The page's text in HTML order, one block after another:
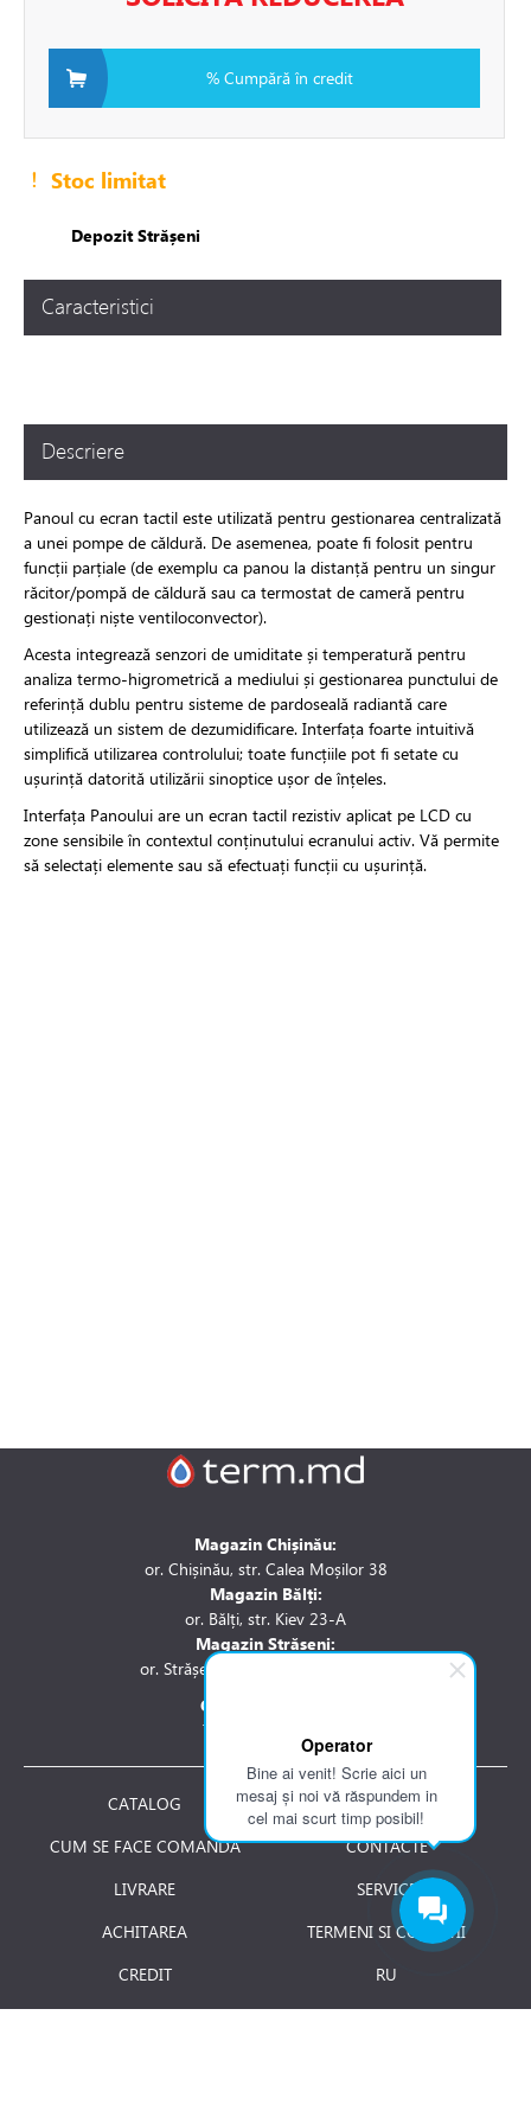
Operator
Bine ai venit! Scrie aici un
mesaj și noi vă răspundem in
cel mai scurt timp posibil!
in pardoseala % Cumpără în credit
Stoc limitat
Depozit Strășeni
Caracteristici
Descriere
Panoul cu ecran tactil este utilizată pentru gestionarea centralizată
a unei pompe de căldură. De asemenea, poate fi folosit pentru
funcții parțiale (de exemplu ca panou la distanță pentru un singur
răcitor/pompă de căldură sau ca termostat de cameră pentru
gestionați niște ventiloconvector).
Acesta integrează senzori de umiditate și temperatură pentru
analiza termo-higrometrică a mediului și gestionarea punctului de
referință dublu pentru sisteme de pardoseală radiantă care
utilizează un sistem de dezumidificare. Interfața foarte intuitivă
simplifică utilizarea controlului; toate funcțiile pot fi setate cu
ușurință datorită utilizării sinoptice ușor de înțeles.
Interfața Panoului are un ecran tactil rezistiv aplicat pe LCD cu
zone sensibile în contextul conținutului ecranului activ. Vă permite
să selectați elemente sau să efectuați funcții cu ușurință.
Magazin Chișinău:
or. Chișinău, str. Calea Moșilor 38
Magazin Bălți:
or. Bălți, str. Kiev 23-A
Magazin Strășeni:
or. Strășeni, str. Stefan cel Mare 1A
Contactați-ne la:
Tel.: 061 007 744
CATALOG
CUM SE FACE COMANDA
LIVRARE
ACHITAREA
CREDIT
RETURNAREA PRODUSULUI
DESPRE NOI
CONTACTE
SERVICE
TERMENI SI CONDITII
RU
JOBURI